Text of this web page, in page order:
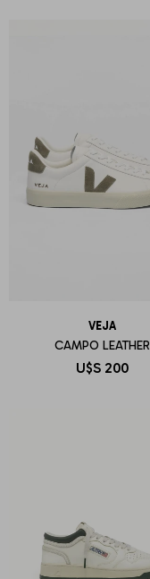
VEJA
CAMPO LEATHER
U$S 200